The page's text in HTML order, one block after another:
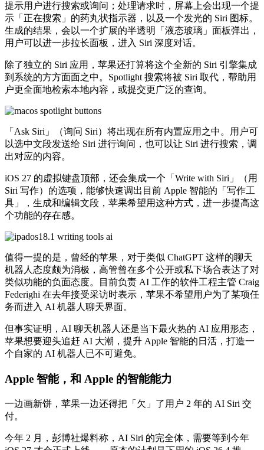
提示用户进行搜索或询问；处理请求时，屏幕上会出现一个提
示「正在搜索」的药丸状指示器，以及一个发光的 Siri 图标。
生成的结果，会以一个扩展的半透明「液态玻璃」面板弹出，
用户可以进一步拉长面板，进入 Siri 深度对话。
除了独立的 Siri 应用，苹果还打算将这个全新的 Siri 引擎集成
到系统的方方面面之中。Spotlight 搜索将被 Siri 取代，帮助用
户更全面地检索本地内容，或提交更广泛的查询。
「Ask Siri」（询问 Siri）将出现在所有内置应用之中。用户可
以选中文段发送给 Siri 进行询问，也可以让 Siri 进行搜索，调
出对应的内容。
iOS 27 的虚拟键盘顶部，还会集成一个「Write with Siri」（用
Siri 写作）的选项，能够快速调出目前 Apple 智能的「写作工
具」，生成和编辑文段，苹果希望用这种方式，进一步提高这
个功能的存在感。
值得一提的是，曾经的苹果，对于类似 ChatGPT 这样的聊天
机器人态度颇为消极，高管曾在多个公开或私下场合表达了对
类似功能的负面态度。目前负责 AI 工作的软件工程主管 Craig
Federighi 在去年接受采访时表示，苹果不希望用户为了某项任
务而进入 AI 机器人聊天界面。
但事实证明，AI 聊天机器人还是当下最火热的 AI 应用形态，
苹果想要迎头追赶 AI 大潮，提升 Apple 智能的日活，打造一
个自家的 AI 机器人已不可避免。
Apple 智能，和 Apple 的智能能力
一边画新饼，苹果一边还得把「欠」了用户 2 年的 AI Siri 交
付。
今年 2 月，彭博社爆料称，AI Siri 的完全体，需要等到今年